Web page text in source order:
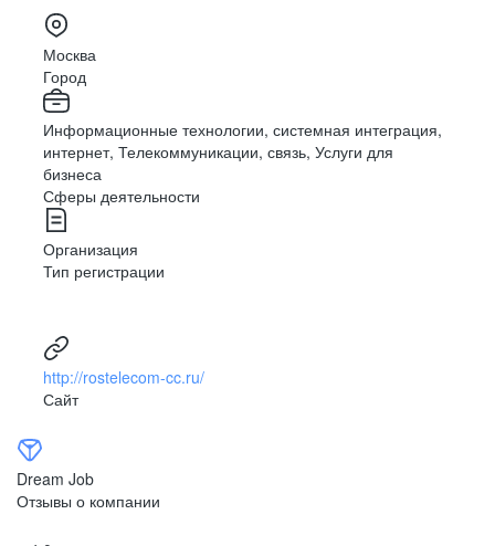
Москва
Город
Информационные технологии, системная интеграция,
интернет, Телекоммуникации, связь, Услуги для
бизнеса
Сферы деятельности
Организация
Тип регистрации
http://rostelecom-cc.ru/
Сайт
Dream Job
Отзывы о компании